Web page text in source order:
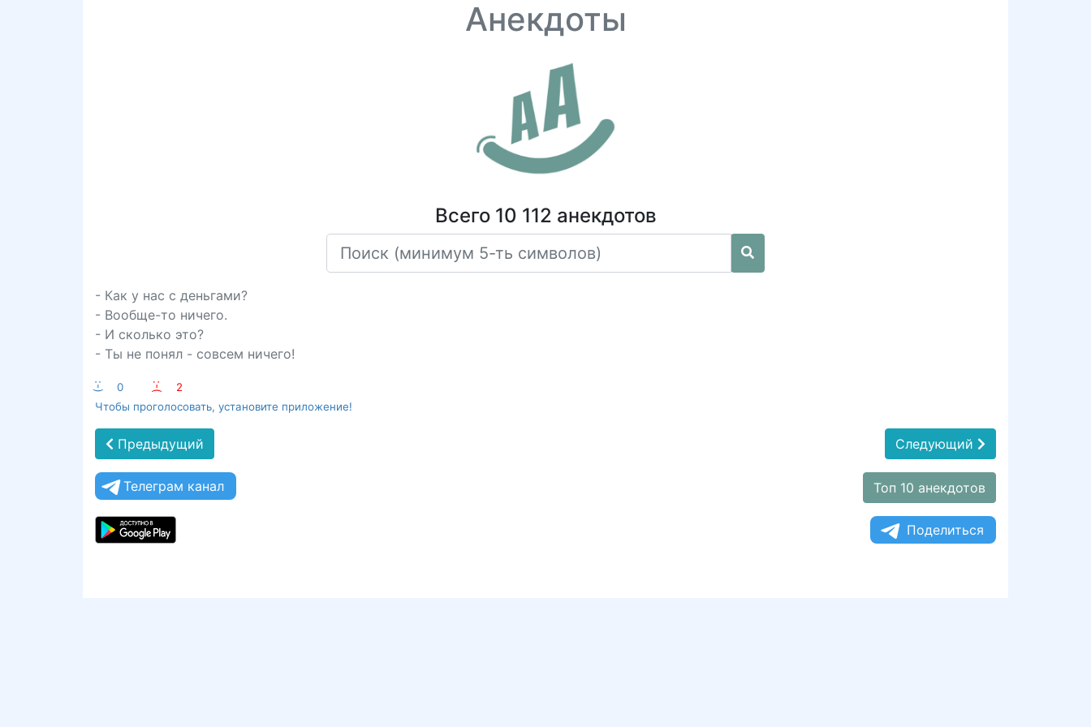
Анекдоты
Всего 10 112 анекдотов
- Как у нас с деньгами?
- Вообще-то ничего.
- И сколько это?
- Ты не понял - совсем ничего!
:-) 0 :-(
2
Чтобы проголосовать, установите приложение!
Предыдущий Следующий
Телеграм канал Топ 10 анекдотов
Поделиться